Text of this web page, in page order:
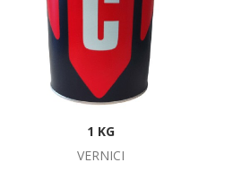
1 KG
VERNICI